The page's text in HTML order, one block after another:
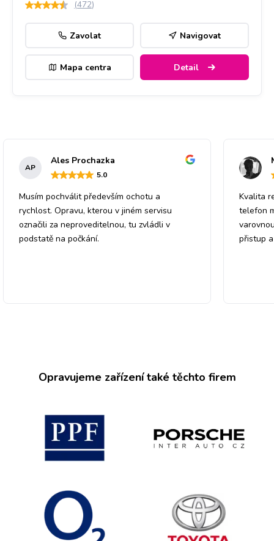
(472)
Zavolat Navigovat
Mapa centra Detail
AP
Ales Prochazka
5.0
Musím pochválit především ochotu a
rychlost. Opravu, kterou v jiném servisu
označili za neproveditelnou, tu zvládli v
podstatě na počkání.
Kvalita
telefon
přistup
Opravujeme zařízení také těchto firem